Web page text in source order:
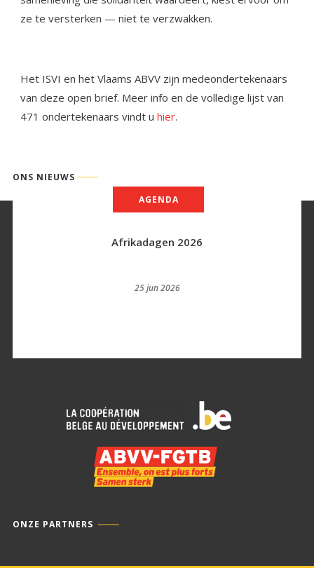
ze te versterken — niet te verzwakken.
Het ISVI en het Vlaams ABVV zijn medeondertekenaars
van deze open brief. Meer info en de volledige lijst van
471 ondertekenaars vindt u hier.
Afrikadagen 2026
25 jun 2026
AGENDA
ONS NIEUWS
ONZE PARTNERS